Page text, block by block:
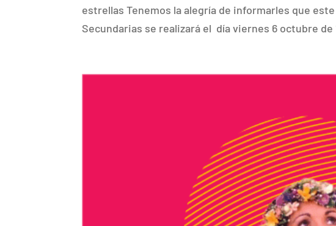
estrellas Tenemos la alegría de informarles que
Secundarias se realizará el día viernes 6 octubre de